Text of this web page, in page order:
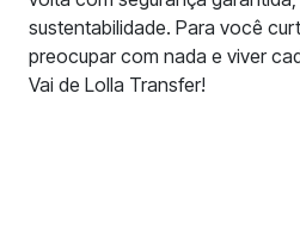
sustentabilidade. Para você
preocupar com nada e viver
Vai de Lolla Transfer!